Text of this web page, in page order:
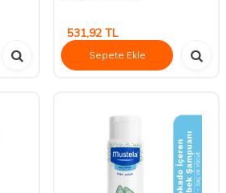
531,92 TL
Sepete Ekle